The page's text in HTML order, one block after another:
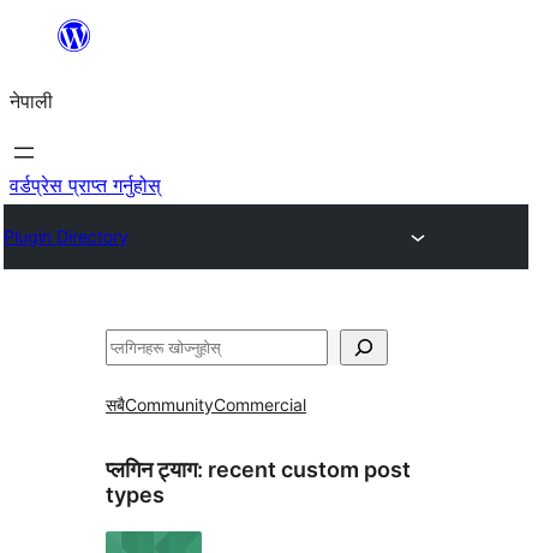
सामग्रीमा
नेपाली
वर्डप्रेस प्राप्त गर्नुहोस्
Plugin Directory
खोज्नुहोस्
सबैCommunityCommercial
प्लगिन ट्याग: recent custom post
types